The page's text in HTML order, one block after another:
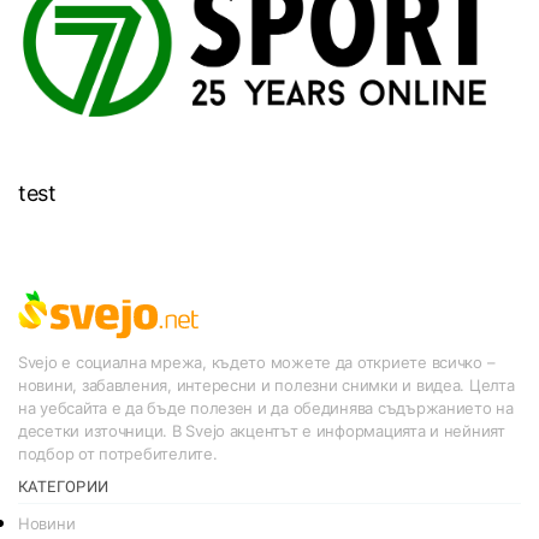
test
Svejo е социална мрежа, където можете да откриете всичко –
новини, забавления, интересни и полезни снимки и видеа. Целта
на уебсайта е да бъде полезен и да обединява съдържанието на
десетки източници. В Svejo акцентът е информацията и нейният
подбор от потребителите.
КАТЕГОРИИ
Новини